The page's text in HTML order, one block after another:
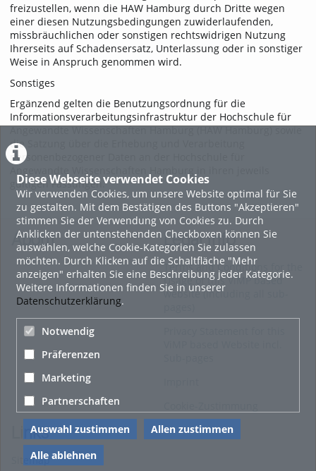
Diese Webseite verwendet Cookies
Wir verwenden Cookies, um unsere Website optimal für Sie
zu gestalten. Mit dem Bestätigen des Buttons "Akzeptieren"
stimmen Sie der Verwendung von Cookies zu. Durch
Anklicken der untenstehenden Checkboxen können Sie
auswählen, welche Cookie-Kategorien Sie zulassen
möchten. Durch Klicken auf die Schaltfläche "Mehr
anzeigen" erhalten Sie eine Beschreibung jeder Kategorie.
Weitere Informationen finden Sie in unserer
Datenschutzerklärung.
Notwendig
Präferenzen
Marketing
Partnerschaften
Auswahl zustimmen
Allen zustimmen
Alle ablehnen
freizustellen, wenn die HAW Hamburg durch Dritte wegen
einer diesen Nutzungsbedingungen zuwiderlaufenden,
missbräuchlichen oder sonstigen rechtswidrigen Nutzung
Ihrerseits auf Schadensersatz, Unterlassung oder in sonstiger
Weise in Anspruch genommen wird.
Sonstiges
Ergänzend gelten die Benutzungsordnung für die
Informationsverarbeitungs­infrastruktur der Hochschule für
Angewandte Wissenschaften Hamburg (HAW Hamburg) sowie
die Satzung über die Erhebung und Verarbeitung
personenbezogener Daten an der Hochschule für
gültigen Fassungen.
About Legal Info
Terms and Conditions for the
Usage of this ViMP based
website (including all sub-
Links
Sitemap